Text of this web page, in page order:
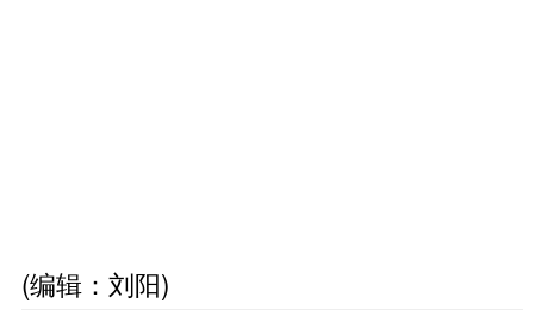
(编辑：刘阳)